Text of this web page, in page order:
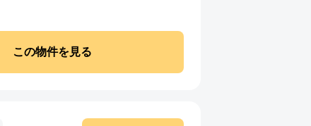
この物件を見る